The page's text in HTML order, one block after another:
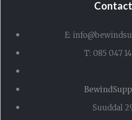
Contact
E:
T: 085 047
Suuddal